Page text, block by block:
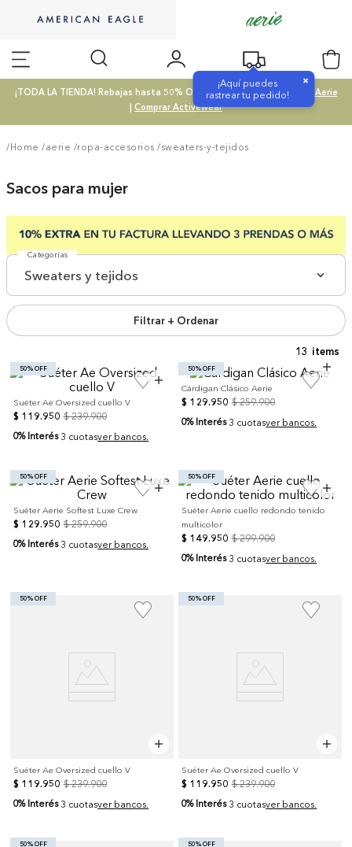
¡Aquí puedes
rastrear tu pedido!
×
¡TODA LA TIENDA! Rebajas hasta 50% OFF |Comprar SALE|Comprar Aerie
| Comprar Activewear
/Home /aerie /ropa-accesorios /sweaters-y-tejidos
Sacos para mujer
Categorías
Sweaters y tejidos
Filtrar + Ordenar
13
50% OFF
Suéter Ae Oversized cuello V
$ 119.950 $ 239.900
0% Interés 3 cuotasver bancos.
50% OFF
Cárdigan Clásico Aerie
$ 129.950 $ 259.900
0% Interés 3 cuotasver bancos.
50% OFF
Suéter Aerie Softest Luxe Crew
$ 129.950 $ 259.900
0% Interés 3 cuotasver bancos.
50% OFF
Suéter Aerie cuello redondo tenido
multicolor
$ 149.950 $ 299.900
0% Interés 3 cuotasver bancos.
50% OFF
Suéter Ae Oversized cuello V
$ 119.950 $ 239.900
0% Interés 3 cuotasver bancos.
50% OFF
Suéter Ae Oversized cuello V
$ 119.950 $ 239.900
0% Interés 3 cuotasver bancos.
50% OFF 50% OFF